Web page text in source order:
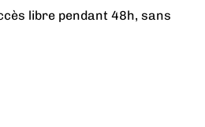
libre pendant 48h, sans